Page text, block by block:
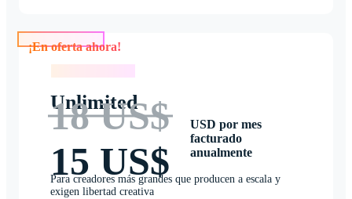
Unlimited
18 US$
15 US$
USD por mes
facturado
anualmente
Para creadores más grandes que producen a escala y
exigen libertad creativa